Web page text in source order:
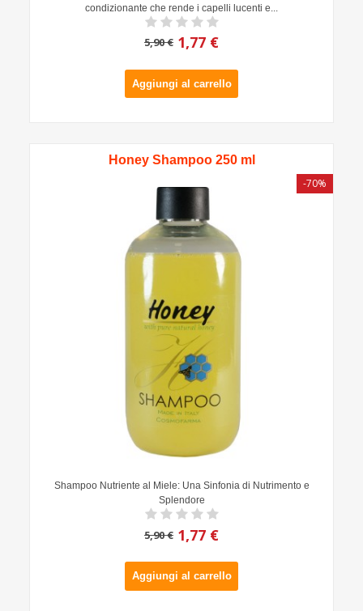
condizionante che rende i capelli lucenti e...
5,90 € 1,77 €
Aggiungi al carrello
Honey Shampoo 250 ml
Shampoo Nutriente al Miele: Una Sinfonia di Nutrimento e
Splendore
5,90 €
-70%
1,77 €
Aggiungi al carrello